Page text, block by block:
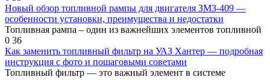
Новый обзор топливной рампы для двигателя ЗМЗ-409 —
особенности установки, преимущества и недостатки
Топливная рампа – один из важнейших элементов топливной
0 36
Как заменить топливный фильтр на УАЗ Хантер — подробная
инструкция с фото и пошаговыми советами
Топливный фильтр — это важный элемент в системе